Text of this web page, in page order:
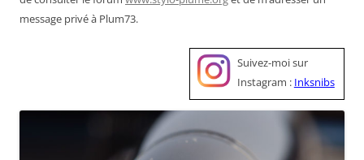
message privé à Plum73.
Suivez-moi sur
Instagram : Inksnibs